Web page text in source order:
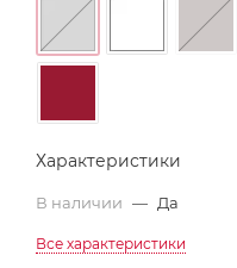
Характеристики
В наличии — Да
Все характеристики